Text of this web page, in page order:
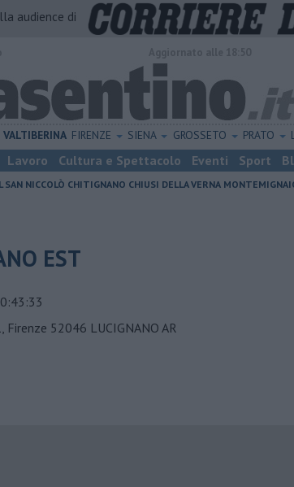
audience di
VALTIBERINA FIRENZE SIENA GROSSETO PRATO
Lavoro Cultura e Spettacolo Eventi Sport
SAN NICCOLÒ CHITIGNANO CHIUSI DELLA VERNA
EST
52046 LUCIGNANO AR